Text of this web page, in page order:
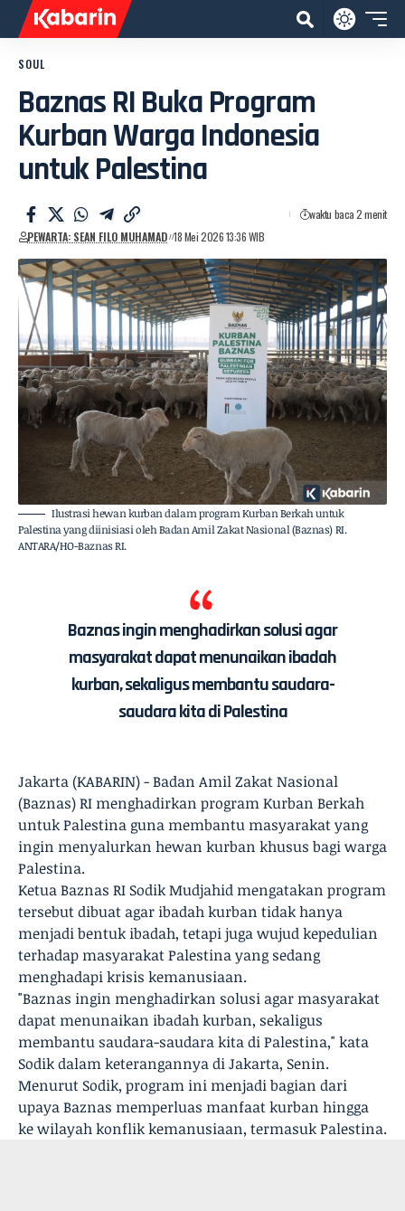
SOUL
Baznas RI Buka Program
Kurban Warga Indonesia
untuk Palestina
PEWARTA: SEAN FILO MUHAMAD 18 Mei 2026 13:36 WIB
waktu baca 2 menit
Ilustrasi hewan kurban dalam program Kurban Berkah untuk
Palestina yang diinisiasi oleh Badan Amil Zakat Nasional (Baznas) RI.
ANTARA/HO-Baznas RI.
Baznas ingin menghadirkan solusi agar
masyarakat dapat menunaikan ibadah
kurban, sekaligus membantu saudara-
saudara kita di Palestina
Jakarta (KABARIN) - Badan Amil Zakat Nasional
(Baznas) RI menghadirkan program Kurban Berkah
untuk Palestina guna membantu masyarakat yang
ingin menyalurkan hewan kurban khusus bagi warga
Palestina.
Ketua Baznas RI Sodik Mudjahid mengatakan program
tersebut dibuat agar ibadah kurban tidak hanya
menjadi bentuk ibadah, tetapi juga wujud kepedulian
terhadap masyarakat Palestina yang sedang
menghadapi krisis kemanusiaan.
"Baznas ingin menghadirkan solusi agar masyarakat
dapat menunaikan ibadah kurban, sekaligus
membantu saudara-saudara kita di Palestina," kata
Sodik dalam keterangannya di Jakarta, Senin.
Menurut Sodik, program ini menjadi bagian dari
upaya Baznas memperluas manfaat kurban hingga
ke wilayah konflik kemanusiaan, termasuk Palestina.